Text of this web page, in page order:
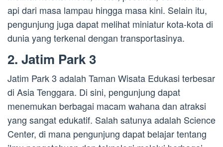
api dari masa lampau hingga masa kini. Selain itu,
pengunjung juga dapat melihat miniatur kota-kota di
dunia yang terkenal dengan transportasinya.
2. Jatim Park 3
Jatim Park 3 adalah Taman Wisata Edukasi terbesar
di Asia Tenggara. Di sini, pengunjung dapat
menemukan berbagai macam wahana dan atraksi
yang sangat edukatif. Salah satunya adalah Science
Center, di mana pengunjung dapat belajar tentang